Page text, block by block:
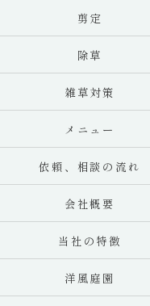
剪定
除草
雑草対策
メニュー
依頼、相談の流れ
会社概要
当社の特徴
洋風庭園